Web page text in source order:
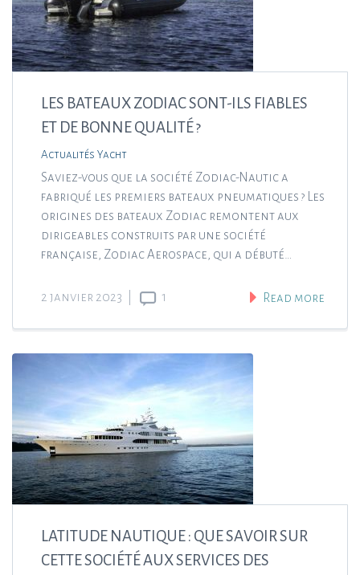
LES BATEAUX ZODIAC SONT-ILS FIABLES
ET DE BONNE QUALITÉ ?
Actualités Yacht
Saviez-vous que la société Zodiac-Nautic a
fabriqué les premiers bateaux pneumatiques ? Les
origines des bateaux Zodiac remontent aux
dirigeables construits par une société
française, Zodiac Aerospace, qui a débuté…
2 janvier 2023 1 Read more
LATITUDE NAUTIQUE : QUE SAVOIR SUR
CETTE SOCIÉTÉ AUX SERVICES DES